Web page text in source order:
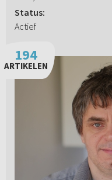
Status:
Actief
194
ARTIKELEN